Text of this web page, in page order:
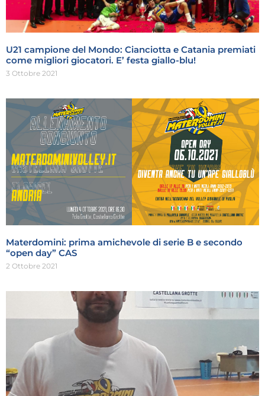
U21 campione del Mondo: Cianciotta e Catania premiati
come migliori giocatori. E’ festa giallo-blu!
3 Ottobre 2021
Materdomini: prima amichevole di serie B e secondo
“open day” CAS
2 Ottobre 2021